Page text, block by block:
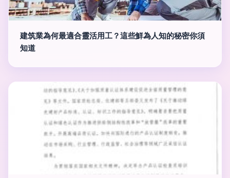
建筑業為何最適合靈活用工？這些鮮為人知的秘密你須
知道